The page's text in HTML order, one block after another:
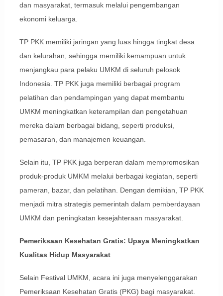
dan masyarakat, termasuk melalui pengembangan
ekonomi keluarga.
TP PKK memiliki jaringan yang luas hingga tingkat desa
dan kelurahan, sehingga memiliki kemampuan untuk
menjangkau para pelaku UMKM di seluruh pelosok
Indonesia. TP PKK juga memiliki berbagai program
pelatihan dan pendampingan yang dapat membantu
UMKM meningkatkan keterampilan dan pengetahuan
mereka dalam berbagai bidang, seperti produksi,
pemasaran, dan manajemen keuangan.
Selain itu, TP PKK juga berperan dalam mempromosikan
produk-produk UMKM melalui berbagai kegiatan, seperti
pameran, bazar, dan pelatihan. Dengan demikian, TP PKK
menjadi mitra strategis pemerintah dalam pemberdayaan
UMKM dan peningkatan kesejahteraan masyarakat.
Pemeriksaan Kesehatan Gratis: Upaya Meningkatkan
Kualitas Hidup Masyarakat
Selain Festival UMKM, acara ini juga menyelenggarakan
Pemeriksaan Kesehatan Gratis (PKG) bagi masyarakat.